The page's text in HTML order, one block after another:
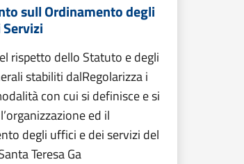
sull Ordinamento degli
rispetto dello Statuto e degli
stabiliti dalRegolarizza i
con cui si definisce e si
ed il
degli uffici e dei servizi del
Teresa Ga